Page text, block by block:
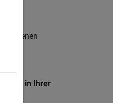
offenen
in Ihrer